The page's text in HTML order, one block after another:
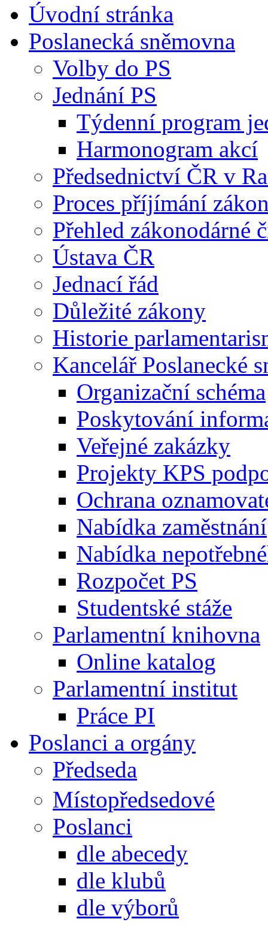
Úvodní stránka
Poslanecká sněmovna
Volby do PS
Jednání PS
Týdenní program
Harmonogram akcí
Předsednictví ČR v
Proces příjímání
Přehled zákonodárné
Ústava ČR
Jednací řád
Důležité zákony
Historie
Kancelář Poslanecké
Organizační schéma
Poskytování
Veřejné zakázky
Projekty KPS
Ochrana
Nabídka zaměstnání
Nabídka
Rozpočet PS
Studentské stáže
Parlamentní knihovna
Online katalog
Parlamentní institut
Práce PI
Poslanci a orgány
Předseda
Místopředsedové
Poslanci
dle abecedy
dle klubů
dle výborů